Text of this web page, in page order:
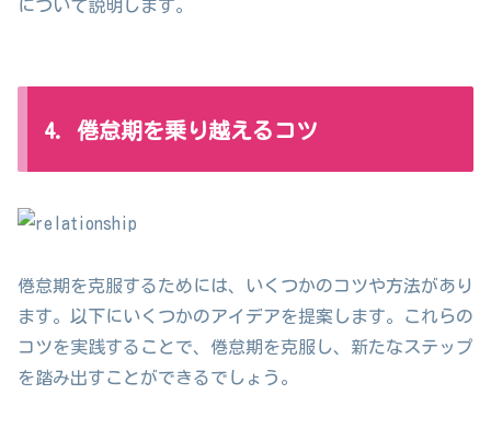
について説明します。
4. 倦怠期を乗り越えるコツ
倦怠期を克服するためには、いくつかのコツや方法があり
ます。以下にいくつかのアイデアを提案します。これらの
コツを実践することで、倦怠期を克服し、新たなステップ
を踏み出すことができるでしょう。